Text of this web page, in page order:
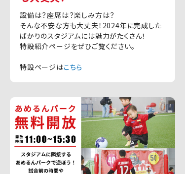
設備は？座席は？楽しみ方は？
そんな不安な方も大丈夫！2024年に完成した
ばかりのスタジアムには魅力がたくさん！
特設紹介ページをぜひご覧ください。
特設ページはこちら